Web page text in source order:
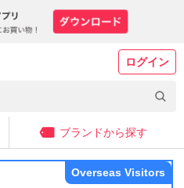
ログイン
ブランドから探す
Overseas Visitors